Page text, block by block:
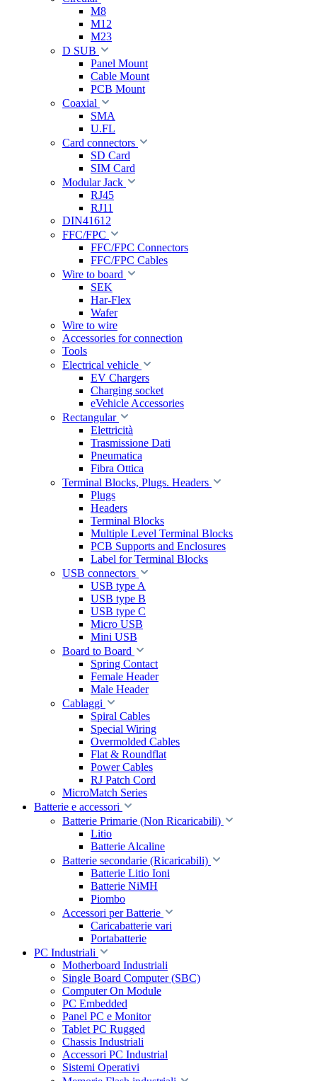
M8
M12
M23
D SUB
Panel Mount
Cable Mount
PCB Mount
Coaxial
SMA
U.FL
Card connectors
SD Card
SIM Card
Modular Jack
RJ45
RJ11
DIN41612
FFC/FPC
FFC/FPC Connectors
FFC/FPC Cables
Wire to board
SEK
Har-Flex
Wafer
Wire to wire
Accessories for connection
Tools
Electrical vehicle
EV Chargers
Charging socket
eVehicle Accessories
Rectangular
Elettricità
Trasmissione Dati
Pneumatica
Fibra Ottica
Terminal Blocks, Plugs. Headers
Plugs
Headers
Terminal Blocks
Multiple Level Terminal Blocks
PCB Supports and Enclosures
Label for Terminal Blocks
USB connectors
USB type A
USB type B
USB type C
Micro USB
Mini USB
Board to Board
Spring Contact
Female Header
Male Header
Cablaggi
Spiral Cables
Special Wiring
Overmolded Cables
Flat & Roundflat
Power Cables
RJ Patch Cord
MicroMatch Series
Batterie e accessori
Batterie Primarie (Non Ricaricabili)
Litio
Batterie Alcaline
Batterie secondarie (Ricaricabili)
Batterie Litio Ioni
Batterie NiMH
Piombo
Accessori per Batterie
Caricabatterie vari
Portabatterie
PC Industriali
Motherboard Industriali
Single Board Computer (SBC)
Computer On Module
PC Embedded
Panel PC e Monitor
Tablet PC Rugged
Chassis Industriali
Accessori PC Industrial
Sistemi Operativi